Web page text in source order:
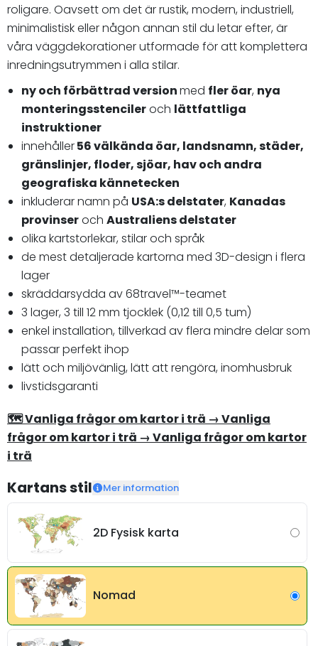
roligare. Oavsett om det är rustik, modern, industriell,
minimalistisk eller någon annan stil du letar efter, är
våra väggdekorationer utformade för att komplettera
inredningsutrymmen i alla stilar.
ny och förbättrad versionmed fler öar, nya
monteringsstencileroch lättfattliga
instruktioner
innehåller56 välkända öar, landsnamn, städer,
gränslinjer, floder, sjöar, hav och andra
geografiska kännetecken
inkluderar namn på USA:s delstater, Kanadas
provinseroch Australiens delstater
olika kartstorlekar, stilar och språk
de mest detaljerade kartorna med 3D-design i flera
lager
skräddarsydda av 68travel™️-teamet
3 lager, 3 till 12 mm tjocklek (0,12 till 0,5 tum)
enkel installation, tillverkad av flera mindre delar som
passar perfekt ihop
lätt och miljövänlig, lätt att rengöra, inomhusbruk
livstidsgaranti
🗺 Vanliga frågor om kartor i trä → Vanliga
frågor om kartor i trä → Vanliga frågor om kartor
i trä
Kartans stil Mer information
2D Fysisk karta
Nomad